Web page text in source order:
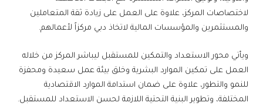
لاختصاصات المركز، علاوة على العمل على زيادة ثقة المتعاملين
والمستثمرين والمؤسسات المالية لاتخاذ دبي مركزاً لأعمالهم.
ويأتي محور الاستعداد والتمكين للمستقبل ليباشر المركز من خلاله
العمل على تمكين الموارد البشرية وخلق بيئة عمل سعيدة ومحفزة
للنمو والتطور، علاوة على ضمان استدامة الموارد الاقتصادية
المختلفة، وتطوير البنية التحتية اللازمة لحسن الاستعداد للمستقبل.